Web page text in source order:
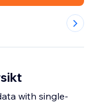
with single-